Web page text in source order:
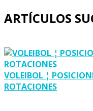
ARTÍCULOS
VOLEIBOL ¦
ROTACIONES